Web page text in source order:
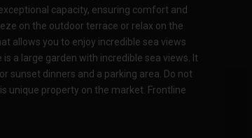
capacity, ensuring comfort and
on the outdoor terrace or relax on the
allows you to enjoy incredible sea views
a large garden with incredible sea views. It
sunset dinners and a parking area. Do not
unique property on the market. Frontline